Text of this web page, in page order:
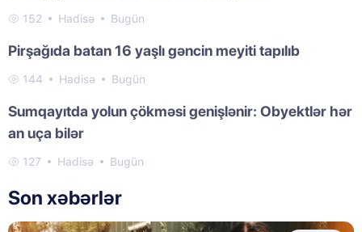
152 Hadisə Bugün
Pirşağıda batan 16 yaşlı gəncin meyiti tapılıb
144 Hadisə Bugün
Sumqayıtda yolun çökməsi genişlənir: Obyektlər hər
an uça bilər
127 Hadisə Bugün
Son xəbərlər